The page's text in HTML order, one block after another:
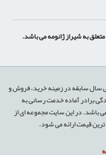
سال سابقه در زمینه خرید، فروش و
برادر آماده خدمت رسانی به
باشد. در این سایت مجموعه ای از
قیمت ارائه می شود.